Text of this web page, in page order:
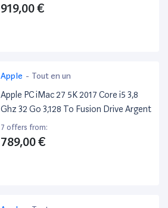
919,00 €
Apple - Tout en un
Apple PC iMac 27 5K 2017 Core i5 3,8
Ghz 32 Go 3,128 To Fusion Drive Argent
7 offers from:
789,00 €